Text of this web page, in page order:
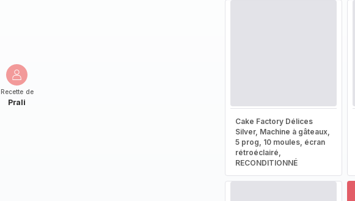
Recette de
Prali
Cake Factory Délices
Silver, Machine à gâteaux,
5 prog, 10 moules, écran
rétroéclairé,
RECONDITIONNÉ